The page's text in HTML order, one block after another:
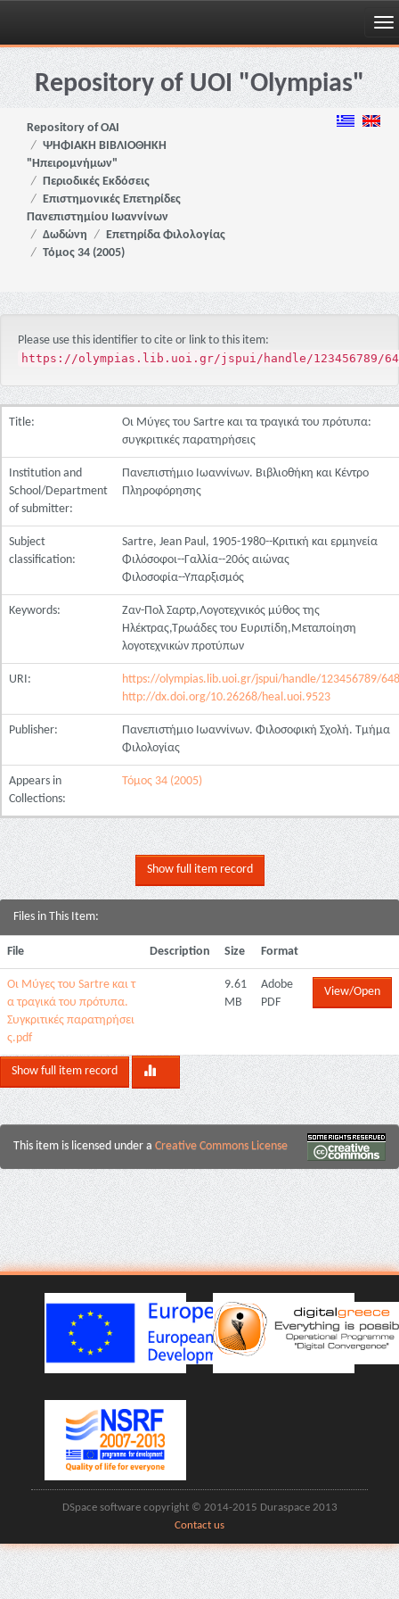
Skip
navigationRepository of UOI "Olympias"
Repository of OAI
ΨΗΦΙΑΚΗ ΒΙΒΛΙΟΘΗΚΗ
"Ηπειρομνήμων"
Περιοδικές Εκδόσεις
Επιστημονικές Επετηρίδες
Πανεπιστημίου Ιωαννίνων
Δωδώνη
Επετηρίδα Φιλολογίας
Τόμος 34 (2005)
Please use this identifier to cite or link to this item:
https://olympias.lib.uoi.gr/jspui/handle/123456789/
Title:
Οι Μύγες του Sartre και τα τραγικά του πρότυπα:
συγκριτικές παρατηρήσεις
Institution and
School/Department
of submitter:
Πανεπιστήμιο Ιωαννίνων. Βιβλιοθήκη και Κέντρο
Πληροφόρησης
Subject
classification:
Sartre, Jean Paul, 1905-1980--Κριτική και ερμηνεία
Φιλόσοφοι--Γαλλία--20ός αιώνας
Φιλοσοφία--Υπαρξισμός
Keywords:
Ζαν-Πoλ Σαρτρ,Λογοτεχνικός μύθος της
Ηλέκτρας,Τρωάδες του Ευριπίδη,Μεταποίηση
λογοτεχνικών προτύπων
URI:
https://olympias.lib.uoi.gr/jspui/handle/123456789/
http://dx.doi.org/10.26268/heal.uoi.9523
Publisher:
Πανεπιστήμιο Ιωαννίνων. Φιλοσοφική Σχολή. Τμήμα
Φιλολογίας
Appears in
Collections:
Τόμος 34 (2005)
Show full item record
Files in This Item:
File Description Size Format
Οι Μύγες του Sartre και τ
α τραγικά του πρότυπα.
Συγκριτικές παρατηρήσει
ς.pdf
9.61
MB
Adobe
PDF
View/Open
Show full item record
This item is licensed under a Creative Commons License
DSpace software copyright © 2014-2015 Duraspace 2013
Contact us